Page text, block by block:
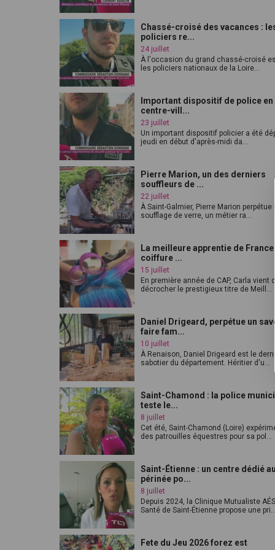
Chassé-croisé des vacances :
policiers re...
24 juillet
À l'occasion du grand chassé-croisé
les policiers nationaux de la Loire...
Important dispositif de police en
centre-vill...
23 juillet
Un important dispositif policier a été
jeudi en début d'après-midi da...
Pierre Marion, un des derniers
souffleurs de ...
22 juillet
À Saint-Galmier, Pierre Marion perpétue
soufflage de verre, un métier ra...
La meilleure apprentie de France
coiffure ...
15 juillet
En première année de CAP, Carla vient de
décrocher le prestigieux titre de Meill...
Daniel Drigeard, perpétue un
faire fam...
10 juillet
À Renaison, Daniel Drigeard est le
sabotier du département. Héritier d'u...
Saint-Chamond : la police
teste le...
8 juillet
Cet été, Saint-Chamond (Loire)
des patrouilles équestres pour sa pol...
Saint-Étienne : un centre dédié au
périnée po...
8 juillet
Depuis 2024, la Clinique Mutualiste
Santé de Saint-Étienne propose une pri...
Fete du Jeu 2026 forez est